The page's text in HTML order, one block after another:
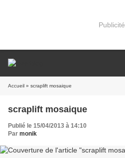
Publicité
Accueil » scraplift mosaique
scraplift mosaique
Publié le 15/04/2013 à 14:10
Par monik